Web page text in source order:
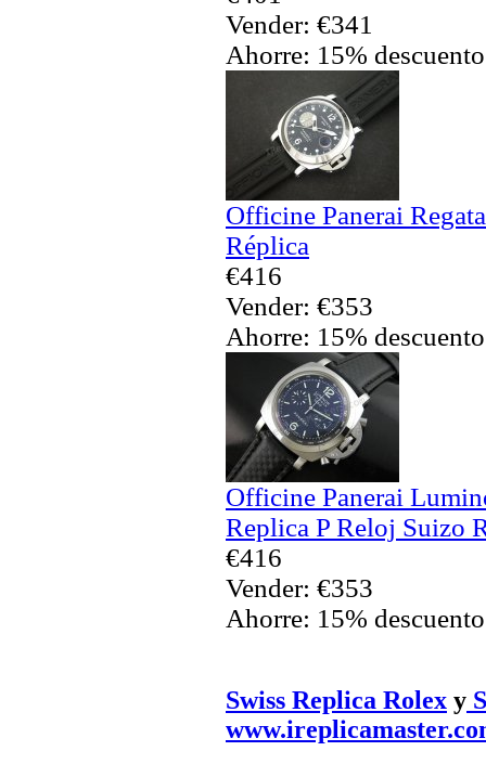
Vender: €341
Ahorre: 15% descuento
Officine Panerai
Réplica
€416
Vender: €353
Ahorre: 15% descuento
Officine Panerai
Replica P Reloj Suizo
€416
Vender: €353
Ahorre: 15% descuento
Swiss Replica Rolex y